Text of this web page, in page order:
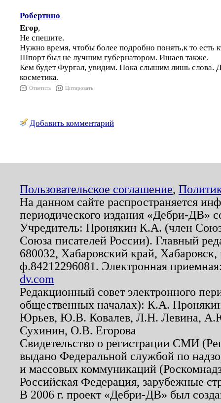
Робертино
Егор,
Не спешите.
Нужно время, чтобы более подробно понять,к то есть
Шпорт был не лучшим губернатором. Ишаев также.
Кем будет Фургал, увидим. Пока слышим лишь слова.
косметика.
Ответить Цитировать
Добавить комментарий
Пользовательское соглашение,
На данном сайте распространяется
периодического издания «Дебри-ДВ»
Учредитель: Пронякин К.А. (член
Союза писателей России). Главный
680032, Хабаровский край,
ф.84212296081. Электронная
dv.com
Редакционный совет электронного
общественных началах): К.А.
Юрьев, Ю.В. Ковалев, Л.Н. Левина,
Сухинин, О.В. Егорова
Свидетельство о регистрации СМИ
выдано Федеральной службой по
и массовых коммуникаций
Российская Федерация, зарубежные
В 2006 г. проект «Дебри-ДВ» был